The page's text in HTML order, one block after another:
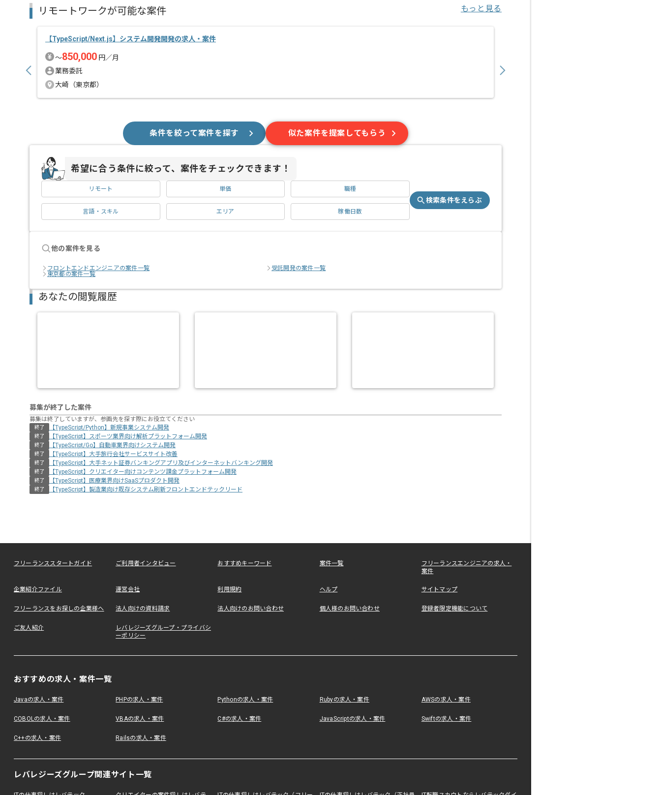
リモートワークが可能な案件 もっと見る
【TypeScript/Next.js】システム開発開発の求人・案件
〜850,000 円／月
業務委託
大崎（東京都）
条件を絞って案件を探す 似た案件を提案してもらう
希望に合う条件に絞って、案件をチェックできます！
リモート 単価 職種
言語・スキル エリア 稼働日数
検索条件をえらぶ
他の案件を見る
フロントエンドエンジニアの案件一覧
受託開発の案件一覧
東京都の案件一覧
あなたの閲覧履歴
募集が終了した案件
募集は終了していますが、参画先を探す際にお役立てください
終了 【TypeScript/Python】新規事業システム開発
終了 【TypeScript】スポーツ業界向け解析プラットフォーム開発
終了 【TypeScript/Go】自動車業界向けシステム開発
終了 【TypeScript】大手旅行会社サービスサイト改善
終了 【TypeScript】大手ネット証券バンキングアプリ及びインターネットバンキング開発
終了 【TypeScript】クリエイター向けコンテンツ課金プラットフォーム開発
終了 【TypeScript】医療業界向けSaaSプロダクト開発
終了 【TypeScript】製造業向け既存システム刷新フロントエンドテックリード
フリーランススタートガイド ご利用者インタビュー おすすめキーワード 案件一覧
フリーランスエンジニアの求人・
案件
企業紹介ファイル 運営会社 利用規約 ヘルプ サイトマップ
フリーランスをお探しの企業様へ 法人向けの資料請求 法人向けのお問い合わせ 個人様のお問い合わせ 登録者限定機能について
ご友人紹介
レバレジーズグループ・プライバシ
ーポリシー
おすすめの求人・案件一覧
Javaの求人・案件 PHPの求人・案件 Pythonの求人・案件 Rubyの求人・案件 AWSの求人・案件
COBOLの求人・案件 VBAの求人・案件 C#の求人・案件 JavaScriptの求人・案件 Swiftの求人・案件
C++の求人・案件 Railsの求人・案件
レバレジーズグループ関連サイト一覧